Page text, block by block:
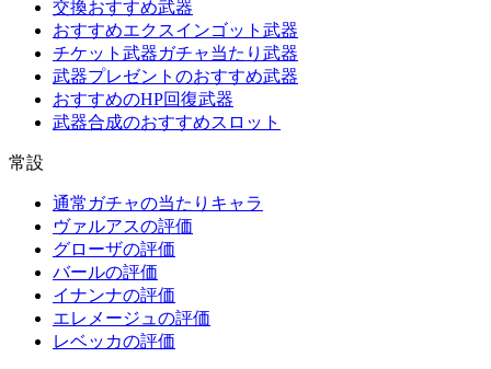
交換おすすめ武器
おすすめエクスインゴット武器
チケット武器ガチャ当たり武器
武器プレゼントのおすすめ武器
おすすめのHP回復武器
武器合成のおすすめスロット
常設
通常ガチャの当たりキャラ
ヴァルアスの評価
グローザの評価
バールの評価
イナンナの評価
エレメージュの評価
レベッカの評価